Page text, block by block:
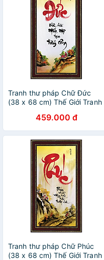
Tranh thư pháp Chữ Đức
(38 x 68 cm) Thế Giới Tranh
459.000 đ
Tranh thư pháp Chữ Phúc
(38 x 68 cm) Thế Giới Tranh